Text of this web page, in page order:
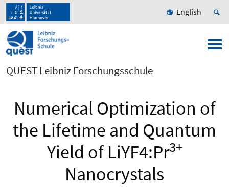
English
QUEST Leibniz Forschungsschule
Numerical Optimization of
the Lifetime and Quantum
Yield of LiYF4:Pr3+
Nanocrystals